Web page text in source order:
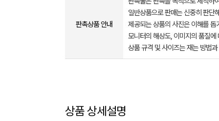
판촉상품 안내
일반상품으로 판매는 신중히 판단
제공되는 상품의 사진은 이해를
모니터의 해상도, 이미지의 품질
상품 규격 및 사이즈는 재는 방법
상품 상세설명